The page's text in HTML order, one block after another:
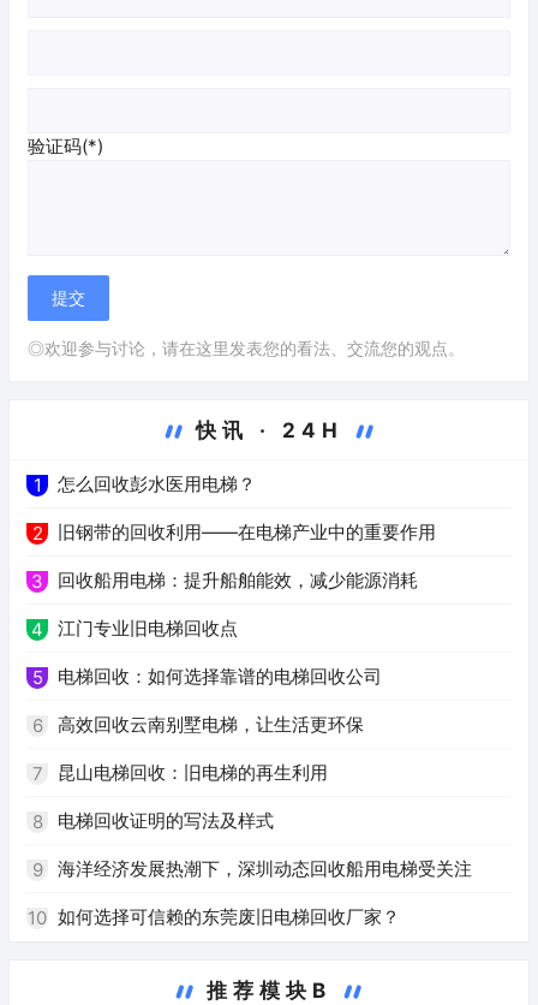
验证码(*)
◎欢迎参与讨论，请在这里发表您的看法、交流您的观点。
快讯 · 24H
1 怎么回收彭水医用电梯？
2 旧钢带的回收利用——在电梯产业中的重要作用
3 回收船用电梯：提升船舶能效，减少能源消耗
4 江门专业旧电梯回收点
5 电梯回收：如何选择靠谱的电梯回收公司
6 高效回收云南别墅电梯，让生活更环保
7 昆山电梯回收：旧电梯的再生利用
8 电梯回收证明的写法及样式
9 海洋经济发展热潮下，深圳动态回收船用电梯受关注
10 如何选择可信赖的东莞废旧电梯回收厂家？
推荐模块B